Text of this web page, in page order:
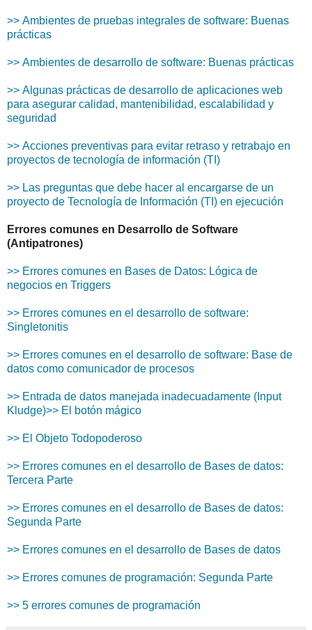
>> Ambientes de pruebas integrales de software: Buenas
prácticas
>> Ambientes de desarrollo de software: Buenas prácticas
>> Algunas prácticas de desarrollo de aplicaciones web
para asegurar calidad, mantenibilidad, escalabilidad y
seguridad
>> Acciones preventivas para evitar retraso y retrabajo en
proyectos de tecnología de información (TI)
>> Las preguntas que debe hacer al encargarse de un
proyecto de Tecnología de Información (TI) en ejecución
Errores comunes en Desarrollo de Software
(Antipatrones)
>> Errores comunes en Bases de Datos: Lógica de
negocios en Triggers
>> Errores comunes en el desarrollo de software:
Singletonitis
>> Errores comunes en el desarrollo de software: Base de
datos como comunicador de procesos
>> Entrada de datos manejada inadecuadamente (Input
Kludge)>> El botón mágico
>> El Objeto Todopoderoso
>> Errores comunes en el desarrollo de Bases de datos:
Tercera Parte
>> Errores comunes en el desarrollo de Bases de datos:
Segunda Parte
>> Errores comunes en el desarrollo de Bases de datos
>> Errores comunes de programación: Segunda Parte
>> 5 errores comunes de programación